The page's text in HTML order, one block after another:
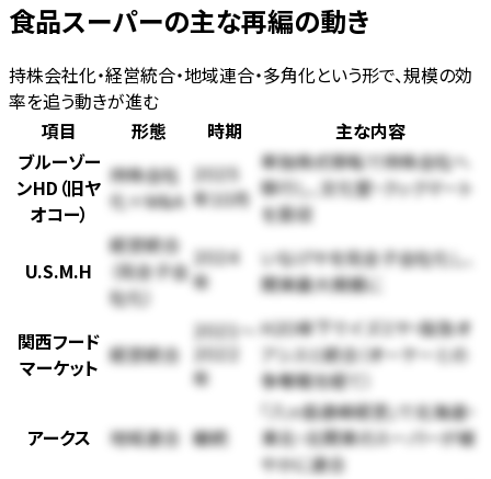
食品スーパーの主な再編の動き
持株会社化・経営統合・地域連合・多角化という形で、規模の効
率を追う動きが進む
項目
形態 時期
主な内容
ブルーゾー
ンHD（旧ヤ
オコー）
持株会社
化＋M&A
2025
年10月
単独株式移転で持株会社へ
移行し、文化堂・クックマート
を買収
U.S.M.H
経営統合
（完全子会
社化）
2024
年
いなげやを完全子会社化し、
関東最大規模に
関西フード
マーケット 経営統合
2021〜
2022
年
H2O傘下でイズミヤ・阪急オ
アシスと統合（オーケーとの
争奪戦を経て）
アークス 地域連合 継続
「八ヶ岳連峰経営」で北海道・
東北・北関東のスーパーが緩
やかに連合